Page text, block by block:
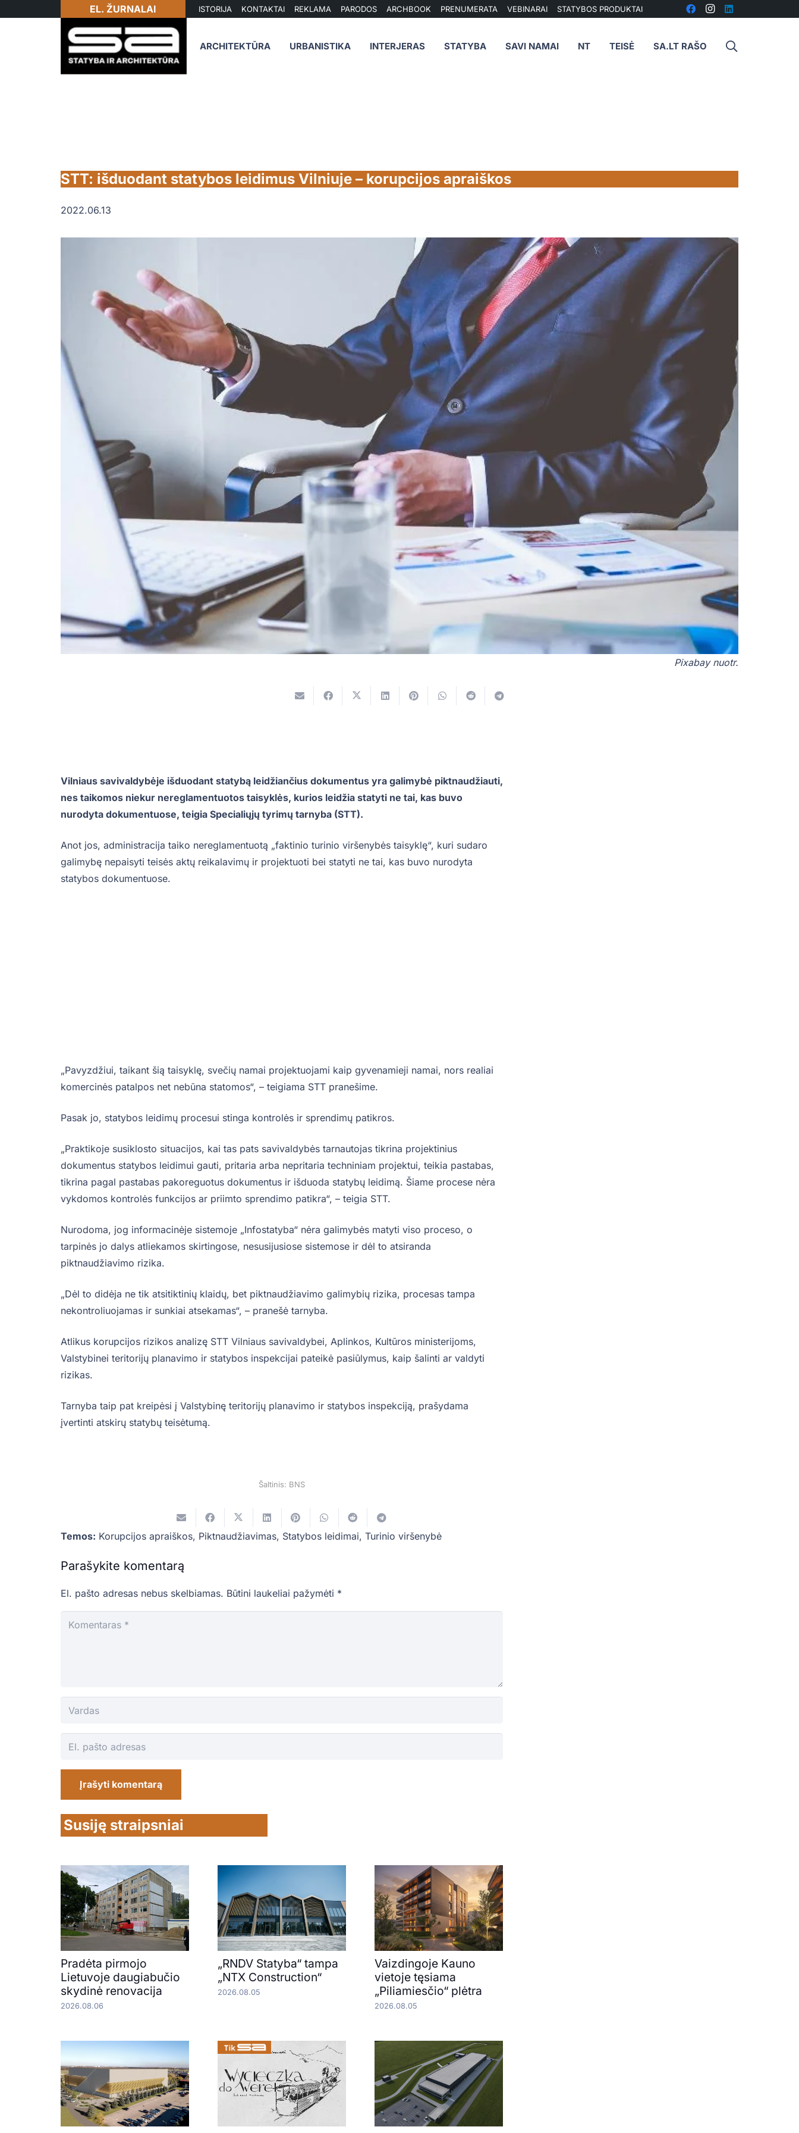
EL. ŽURNALAI ISTORIJA KONTAKTAI REKLAMA PARODOS ARCHBOOK PRENUMERATA VEBINARAI STATYBOS PRODUKTAI
ARCHITEKTŪRA URBANISTIKA INTERJERAS STATYBA SAVI NAMAI NT TEISĖ SA.LT RAŠO
STT: išduodant statybos leidimus Vilniuje – korupcijos apraiškos
2022.06.13
Pixabay nuotr.
Vilniaus savivaldybėje išduodant statybą leidžiančius dokumentus yra galimybė piktnaudžiauti,
nes taikomos niekur nereglamentuotos taisyklės, kurios leidžia statyti ne tai, kas buvo
nurodyta dokumentuose, teigia Specialiųjų tyrimų tarnyba (STT).
Anot jos, administracija taiko nereglamentuotą „faktinio turinio viršenybės taisyklę“, kuri sudaro
galimybę nepaisyti teisės aktų reikalavimų ir projektuoti bei statyti ne tai, kas buvo nurodyta
statybos dokumentuose.
„Pavyzdžiui, taikant šią taisyklę, svečių namai projektuojami kaip gyvenamieji namai, nors realiai
komercinės patalpos net nebūna statomos“, – teigiama STT pranešime.
Pasak jo, statybos leidimų procesui stinga kontrolės ir sprendimų patikros.
„Praktikoje susiklosto situacijos, kai tas pats savivaldybės tarnautojas tikrina projektinius
dokumentus statybos leidimui gauti, pritaria arba nepritaria techniniam projektui, teikia pastabas,
tikrina pagal pastabas pakoreguotus dokumentus ir išduoda statybų leidimą. Šiame procese nėra
vykdomos kontrolės funkcijos ar priimto sprendimo patikra“, – teigia STT.
Nurodoma, jog informacinėje sistemoje „Infostatyba“ nėra galimybės matyti viso proceso, o
tarpinės jo dalys atliekamos skirtingose, nesusijusiose sistemose ir dėl to atsiranda
piktnaudžiavimo rizika.
„Dėl to didėja ne tik atsitiktinių klaidų, bet piktnaudžiavimo galimybių rizika, procesas tampa
nekontroliuojamas ir sunkiai atsekamas“, – pranešė tarnyba.
Atlikus korupcijos rizikos analizę STT Vilniaus savivaldybei, Aplinkos, Kultūros ministerijoms,
Valstybinei teritorijų planavimo ir statybos inspekcijai pateikė pasiūlymus, kaip šalinti ar valdyti
rizikas.
Tarnyba taip pat kreipėsi į Valstybinę teritorijų planavimo ir statybos inspekciją, prašydama
įvertinti atskirų statybų teisėtumą.
Šaltinis: BNS
Temos: Korupcijos apraiškos, Piktnaudžiavimas, Statybos leidimai, Turinio viršenybė
Parašykite komentarą
El. pašto adresas nebus skelbiamas. Būtini laukeliai pažymėti *
Įrašyti komentarą
Susiję straipsniai
Pradėta pirmojo
Lietuvoje daugiabučio
skydinė renovacija
2026.08.06
„RNDV Statyba“ tampa
„NTX Construction“
2026.08.05
Vaizdingoje Kauno
vietoje tęsiama
„Piliamiesčio“ plėtra
2026.08.05